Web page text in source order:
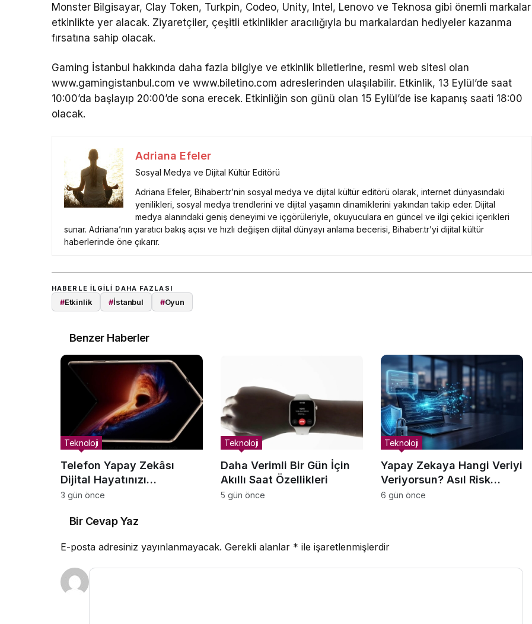
Monster Bilgisayar, Clay Token, Turkpin, Codeo, Unity, Intel, Lenovo ve Teknosa gibi önemli markalar
etkinlikte yer alacak. Ziyaretçiler, çeşitli etkinlikler aracılığıyla bu markalardan hediyeler kazanma
fırsatına sahip olacak.
Gaming İstanbul hakkında daha fazla bilgiye ve etkinlik biletlerine, resmi web sitesi olan
www.gamingistanbul.com ve www.biletino.com adreslerinden ulaşılabilir. Etkinlik, 13 Eylül’de saat
10:00’da başlayıp 20:00’de sona erecek. Etkinliğin son günü olan 15 Eylül’de ise kapanış saati 18:00
olacak.
Adriana Efeler
Sosyal Medya ve Dijital Kültür Editörü
Adriana Efeler, Bihaber.tr’nin sosyal medya ve dijital kültür editörü olarak, internet dünyasındaki
yenilikleri, sosyal medya trendlerini ve dijital yaşamın dinamiklerini yakından takip eder. Dijital
medya alanındaki geniş deneyimi ve içgörüleriyle, okuyuculara en güncel ve ilgi çekici içerikleri
sunar. Adriana’nın yaratıcı bakış açısı ve hızlı değişen dijital dünyayı anlama becerisi, Bihaber.tr’yi dijital kültür
haberlerinde öne çıkarır.
HABERLE ILGILI DAHA FAZLASI
#Etkinlik #İstanbul #Oyun
Benzer Haberler
Telefon Yapay Zekâsı
Dijital Hayatınızı
Yönetmeye Nasıl Yardımcı
Teknoloji
3 gün önce
Daha Verimli Bir Gün İçin
Akıllı Saat Özellikleri
Teknoloji
5 gün önce
Yapay Zekaya Hangi Veriyi
Veriyorsun? Asıl Risk
Ürettiğin Değil, Verdiğin
Teknoloji
6 gün önce
Bir Cevap Yaz
E-posta adresiniz yayınlanmayacak. Gerekli alanlar * ile işaretlenmişlerdir